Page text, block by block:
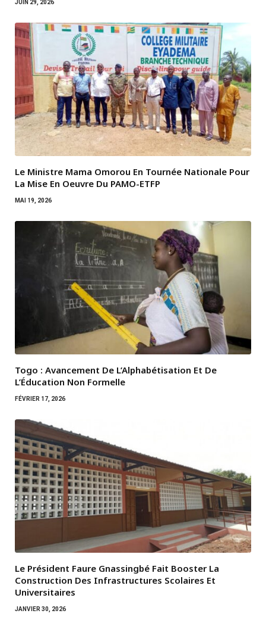
JUIN 29, 2026
Le Ministre Mama Omorou En Tournée Nationale Pour
La Mise En Oeuvre Du PAMO-ETFP
MAI 19, 2026
Togo : Avancement De L’Alphabétisation Et De
L’Éducation Non Formelle
FÉVRIER 17, 2026
Le Président Faure Gnassingbé Fait Booster La
Construction Des Infrastructures Scolaires Et
Universitaires
JANVIER 30, 2026